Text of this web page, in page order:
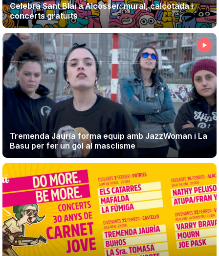
Celebra Sant Blai a Alcosser: mural, calçotada i
concerts gratuïts
Tremenda Jauría forma equip amb JazzWoman i La
Basu per fer un gol al masclisme